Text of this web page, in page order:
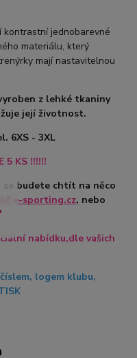
jednobarevné
materiálu, který
mají nastavitelnou
z lehké tkaniny
její životnost.
6XS - 3XL
5 KS !!!!!!
se budete chtít na něco
sporting.cz, nebo
nabídku,dle vašich
logem klubu,